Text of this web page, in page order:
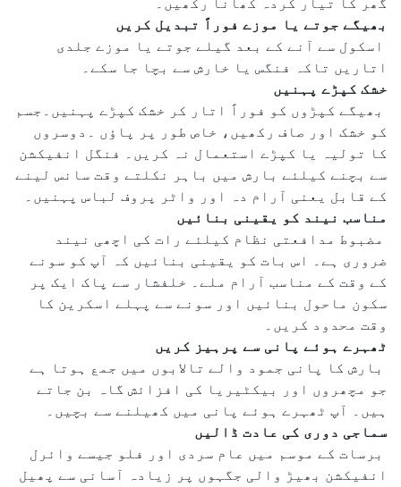
بھیگے جوتے یا موزے فوراً تبدیل کریں
اسکول سے آنے کے بعد گیلے جوتے یا موزے جلدی
اتاریں تاکہ فنگس یا خارش سے بچا جا سکے۔
خشک کپڑے پہنیں
بھیگے کپڑوں کو فوراً اتار کر خشک کپڑے پہنیں۔جسم
کو خشک اور صاف رکھیں، خاص طور پر پاؤں ۔دوسروں
کا تولیہ یا کپڑے استعمال نہ کریں۔ فنگل انفیکشن
سے بچنے کیلئے بارش میں باہر نکلتے وقت سانس لینے
کے قابل یعنی آرام دہ اور واٹر پروف لباس پہنیں۔
مناسب نیند کو یقینی بنائیں
مضبوط مدافعتی نظام کیلئے رات کی اچھی نیند
ضروری ہے۔ اس بات کو یقینی بنائیں کہ آپ کو سونے
کے وقت کے مناسب آرام ملے۔ خلفشار سے پاک ایک پر
سکون ماحول بنائیں اور سونے سے پہلے اسکرین کا
وقت محدود کریں۔
ٹھہرے ہوئے پانی سے پرہیز کریں
بارش کا پانی جمود والے تالابوں میں جمع ہوتا ہے
جو مچھروں اور بیکٹیریا کی افزائش گاہ بن جاتے
ہیں۔ آپ ٹھہرے ہوئے پانی میں کھیلنے سے بچیں۔
سماجی دوری کی عادت ڈالیں
برسات کے موسم میں عام سردی اور فلو جیسے وائرل
انفیکشن بھیڑ والی جگہوں پر زیادہ آسانی سے پھیل